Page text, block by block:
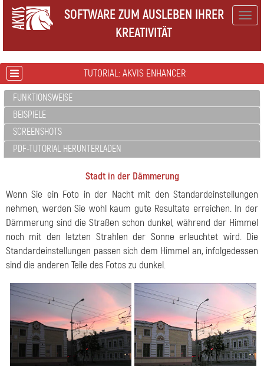
SOFTWARE ZUM AUSLEBEN IHRER
KREATIVITÄT
TUTORIAL: AKVIS ENHANCER
FUNKTIONSWEISE
BEISPIELE
SCREENSHOTS
PDF-TUTORIAL HERUNTERLADEN
Stadt in der Dämmerung
Wenn Sie ein Foto in der Nacht mit den Standardeinstellungen
nehmen, werden Sie wohl kaum gute Resultate erreichen. In der
Dämmerung sind die Straßen schon dunkel, während der Himmel
noch mit den letzten Strahlen der Sonne erleuchtet wird. Die
Standardeinstellungen passen sich dem Himmel an, infolgedessen
sind die anderen Teile des Fotos zu dunkel.